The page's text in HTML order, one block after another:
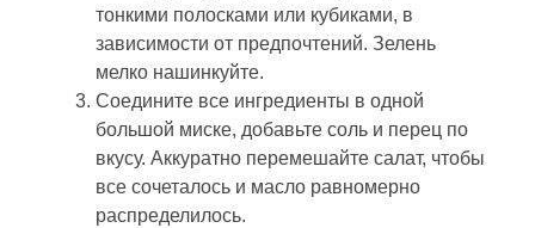
тонкими полосками или кубиками, в
зависимости от предпочтений. Зелень
мелко нашинкуйте.
Соедините все ингредиенты в одной
большой миске, добавьте соль и перец по
вкусу. Аккуратно перемешайте салат, чтобы
все сочеталось и масло равномерно
распределилось.